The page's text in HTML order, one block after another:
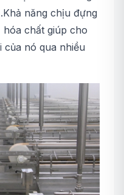
năng chịu đựng
chất giúp cho
của nó qua nhiều